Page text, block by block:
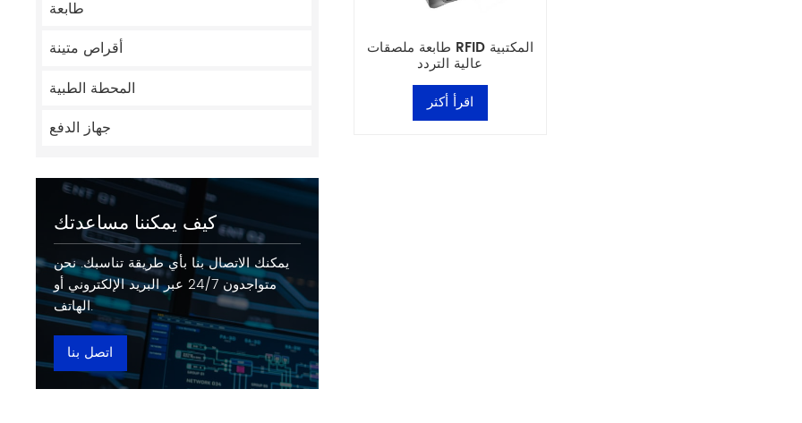
طابعة
أقراص متينة
المحطة الطبية
جهاز الدفع
كيف يمكننا مساعدتك
يمكنك الاتصال بنا بأي طريقة تناسبك. نحن
متواجدون 24/7 عبر البريد الإلكتروني أو
الهاتف.
اتصل بنا
طابعة ملصقات RFID المكتبية
عالية التردد
اقرأ أكثر